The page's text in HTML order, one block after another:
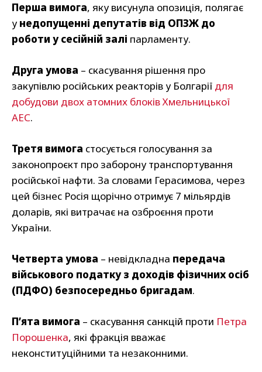
Перша вимога, яку висунула опозиція, полягає
у недопущенні депутатів від ОПЗЖ до
роботи у сесійній залі парламенту.
Друга умова – скасування рішення про
закупівлю російських реакторів у Болгарії для
добудови двох атомних блоків Хмельницької
АЕС.
Третя вимога стосується голосування за
законопроєкт про заборону транспортування
російської нафти. За словами Герасимова, через
цей бізнес Росія щорічно отримує 7 мільярдів
доларів, які витрачає на озброєння проти
України.
Четверта умова – невідкладна передача
військового податку з доходів фізичних осіб
(ПДФО) безпосередньо бригадам.
П’ята вимога – скасування санкцій проти Петра
Порошенка, які фракція вважає
неконституційними та незаконними.